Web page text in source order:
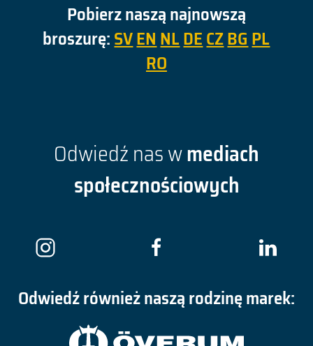
Pobierz naszą najnowszą
broszurę:SVENNLDECZBGPL
RO
Odwiedź nas wmediach
społecznościowych
Odwiedź również naszą rodzinę marek: